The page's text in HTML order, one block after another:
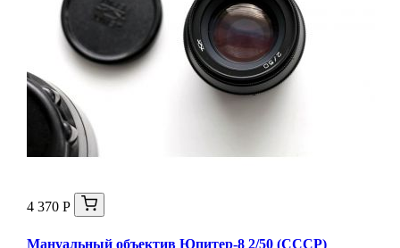
4 370 Р
Мануальный объектив Юпитер-8 2/50 (СССР)